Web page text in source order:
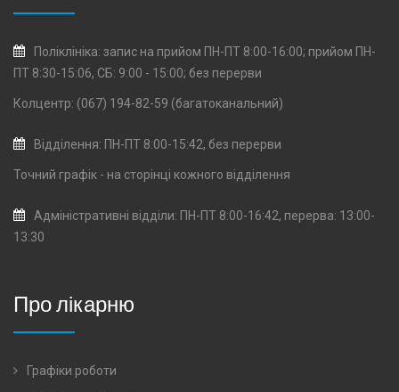
Поліклініка: запис на прийом ПН-ПТ 8:00-16:00; прийом ПН-
ПТ 8:30-15:06, СБ: 9:00 - 15:00; без перерви
Колцентр: (067) 194-82-59 (багатоканальний)
Відділення: ПН-ПТ 8:00-15:42, без перерви
Точний графік - на сторінці кожного відділення
Адміністративні відділи: ПН-ПТ 8:00-16:42, перерва: 13:00-
13:30
Про лікарню
Графіки роботи